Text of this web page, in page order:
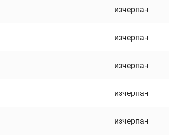
изчерпан
изчерпан
изчерпан
изчерпан
изчерпан